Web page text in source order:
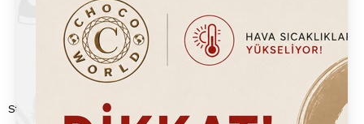
Stick (Çubuk) Waffle Kutusu
Çikolata Şelalesi Fondü
Bardağı (renkli)